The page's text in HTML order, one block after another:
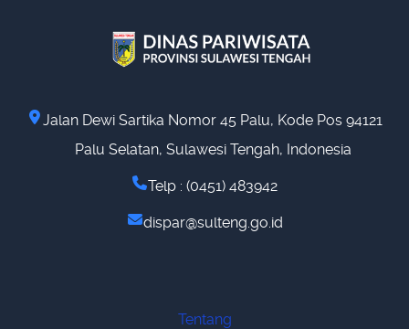
Jalan Dewi Sartika Nomor 45 Palu, Kode Pos 94121
Palu Selatan, Sulawesi Tengah, Indonesia
Telp : (0451) 483942
dispar@sulteng.go.id
Tentang